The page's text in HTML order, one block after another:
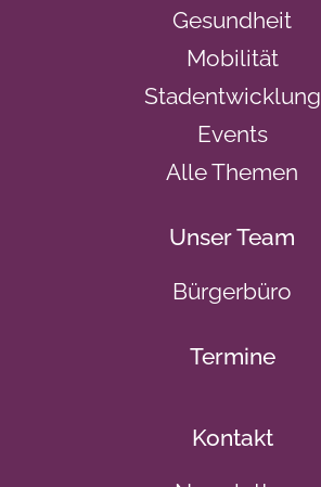
Gesundheit
Mobilität
Stadentwicklung
Events
Alle Themen
Unser Team
Bürgerbüro
Termine
Kontakt